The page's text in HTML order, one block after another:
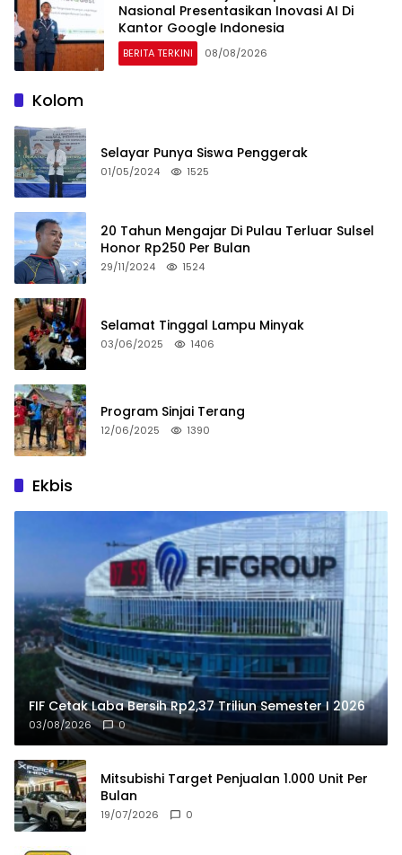
Nasional Presentasikan Inovasi AI Di
Kantor Google Indonesia
BERITA TERKINI 08/08/2026
Kolom
Selayar Punya Siswa Penggerak
01/05/2024 1525
20 Tahun Mengajar Di Pulau Terluar Sulsel
Honor Rp250 Per Bulan
29/11/2024 1524
Selamat Tinggal Lampu Minyak
03/06/2025 1406
Program Sinjai Terang
12/06/2025 1390
Ekbis
FIF Cetak Laba Bersih Rp2,37 Triliun Semester I 2026
03/08/2026 0
Mitsubishi Target Penjualan 1.000 Unit Per
Bulan
19/07/2026 0